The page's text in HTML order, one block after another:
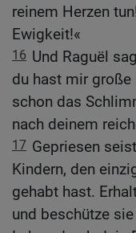
reinem Herzen
Ewigkeit!«
16 Und Raguël
du hast mir große
schon das
nach deinem
17 Gepriesen
Kindern, den
gehabt hast.
und beschütze